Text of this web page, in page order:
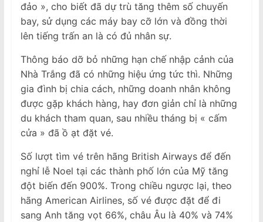
đảo », cho biết đã dự trù tăng thêm số chuyến
bay, sử dụng các máy bay cỡ lớn và đồng thời
lên tiếng trấn an là có đủ nhân sự.
Thông báo dỡ bỏ những hạn chế nhập cảnh của
Nhà Trắng đã có những hiệu ứng tức thì. Những
gia đình bị chia cách, những doanh nhân không
được gặp khách hàng, hay đơn giản chỉ là những
du khách tham quan, sau nhiều tháng bị « cấm
cửa » đã ồ ạt đặt vé.
Số lượt tìm vé trên hãng British Airways để đến
nghỉ lễ Noel tại các thành phố lớn của Mỹ tăng
đột biến đến 900%. Trong chiều ngược lại, theo
hãng American Airlines, số vé được đặt để đi
sang Anh tăng vọt 66%, châu Âu là 40% và 74%